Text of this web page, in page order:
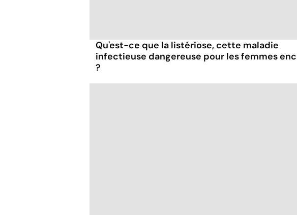
Qu'est-ce que la listériose, cette maladie
infectieuse dangereuse pour les femmes
?